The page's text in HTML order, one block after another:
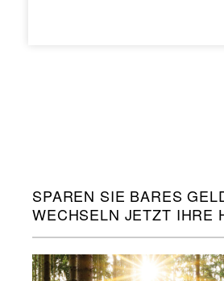
SPAREN SIE BARES
WECHSELN JETZT IHRE